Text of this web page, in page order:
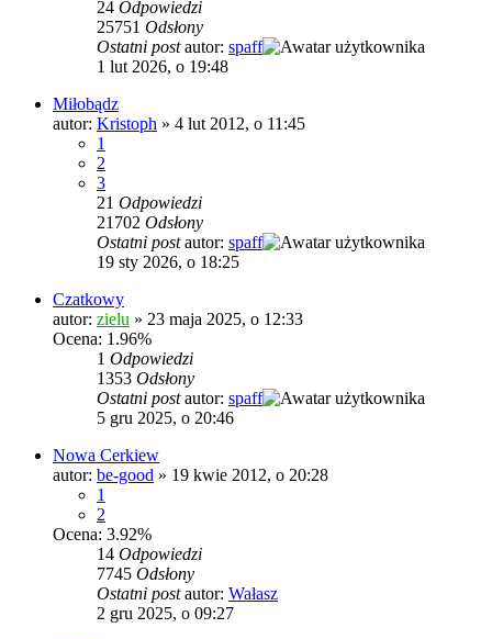
24 Odpowiedzi
25751 Odsłony
Ostatni postautor: spaff
1 lut 2026, o 19:48
Miłobądz
autor: Kristoph » 4 lut 2012, o 11:45
1
2
3
21 Odpowiedzi
21702 Odsłony
Ostatni postautor: spaff
19 sty 2026, o 18:25
Czatkowy
autor: zielu » 23 maja 2025, o 12:33
Ocena: 1.96%
1 Odpowiedzi
1353 Odsłony
Ostatni postautor: spaff
5 gru 2025, o 20:46
Nowa Cerkiew
autor: be-good » 19 kwie 2012, o 20:28
1
2
Ocena: 3.92%
14 Odpowiedzi
7745 Odsłony
Ostatni postautor: Wałasz
2 gru 2025, o 09:27